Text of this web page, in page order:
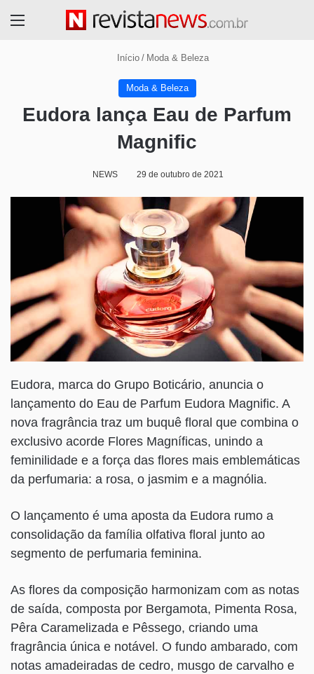
Início / Moda & Beleza
Moda & Beleza
Eudora lança Eau de Parfum
Magnific
NEWS 29 de outubro de 2021
Eudora, marca do Grupo Boticário, anuncia o
lançamento do Eau de Parfum Eudora Magnific. A
nova fragrância traz um buquê floral que combina o
exclusivo acorde Flores Magníficas, unindo a
feminilidade e a força das flores mais emblemáticas
da perfumaria: a rosa, o jasmim e a magnólia.
O lançamento é uma aposta da Eudora rumo a
consolidação da família olfativa floral junto ao
segmento de perfumaria feminina.
As flores da composição harmonizam com as notas
de saída, composta por Bergamota, Pimenta Rosa,
Pêra Caramelizada e Pêssego, criando uma
fragrância única e notável. O fundo ambarado, com
notas amadeiradas de cedro, musgo de carvalho e